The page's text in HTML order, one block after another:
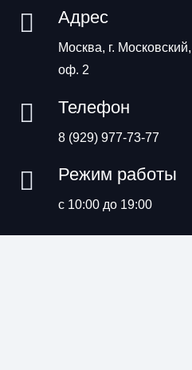
Адрес
Москва, г.
оф. 2
Телефон
8 (929) 977-73-77
Режим работы
с 10:00 до 19:00